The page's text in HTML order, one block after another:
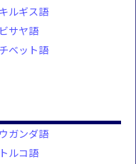
キルギス語
ビサヤ語
チベット語
ウガンダ語
トルコ語